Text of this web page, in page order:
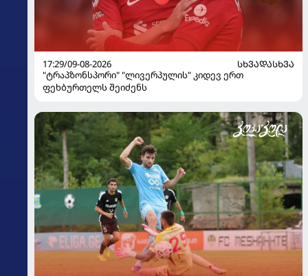
17:29/09-08-2026
ᲡᲮᲕᲐᲓᲐᲡᲮᲕᲐ
"ტრაპზონსპორი" "ლივერპულის" კიდევ ერთ
ფეხბურთელს შეიძენს